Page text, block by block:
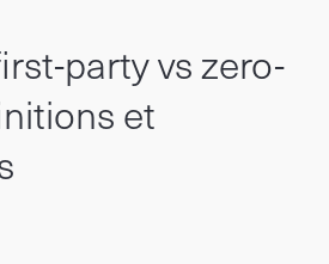
party vs zero-
et